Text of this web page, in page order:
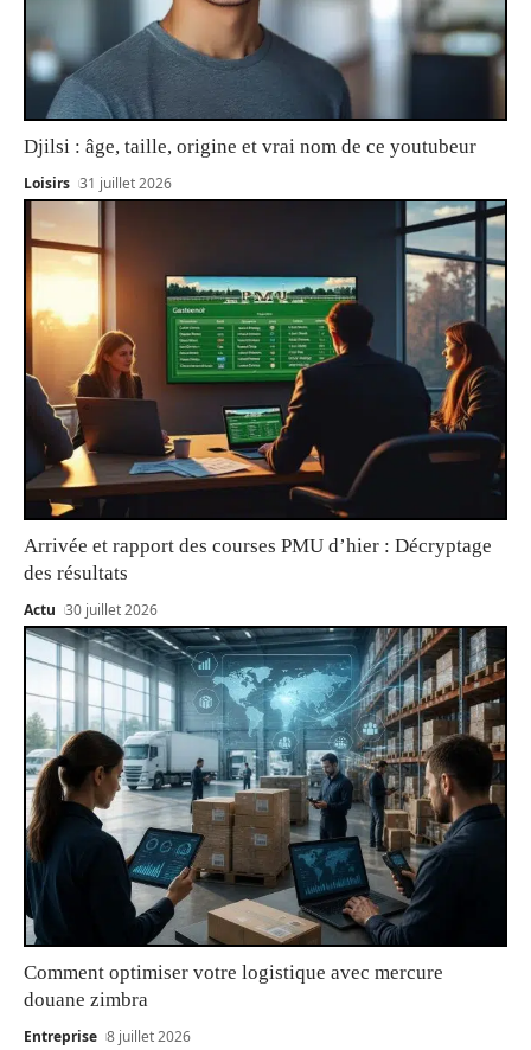
Djilsi : âge, taille, origine et vrai nom de ce youtubeur
Loisirs 31 juillet 2026
Arrivée et rapport des courses PMU d’hier : Décryptage
des résultats
Actu 30 juillet 2026
Comment optimiser votre logistique avec mercure
douane zimbra
Entreprise 8 juillet 2026